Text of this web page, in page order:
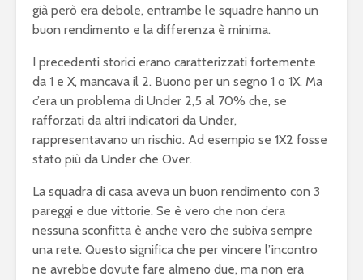
già però era debole, entrambe le squadre hanno un
buon rendimento e la differenza è minima.
I precedenti storici erano caratterizzati fortemente
da 1 e X, mancava il 2. Buono per un segno 1 o 1X. Ma
c’era un problema di Under 2,5 al 70% che, se
rafforzati da altri indicatori da Under,
rappresentavano un rischio. Ad esempio se 1X2 fosse
stato più da Under che Over.
La squadra di casa aveva un buon rendimento con 3
pareggi e due vittorie. Se è vero che non c’era
nessuna sconfitta è anche vero che subiva sempre
una rete. Questo significa che per vincere l’incontro
ne avrebbe dovute fare almeno due, ma non era